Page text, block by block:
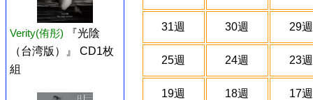
Verity(侑彤)
『光陰
（台湾版）』 CD1枚
組
31週 30週 29週
25週 24週 23週
19週 18週 17週